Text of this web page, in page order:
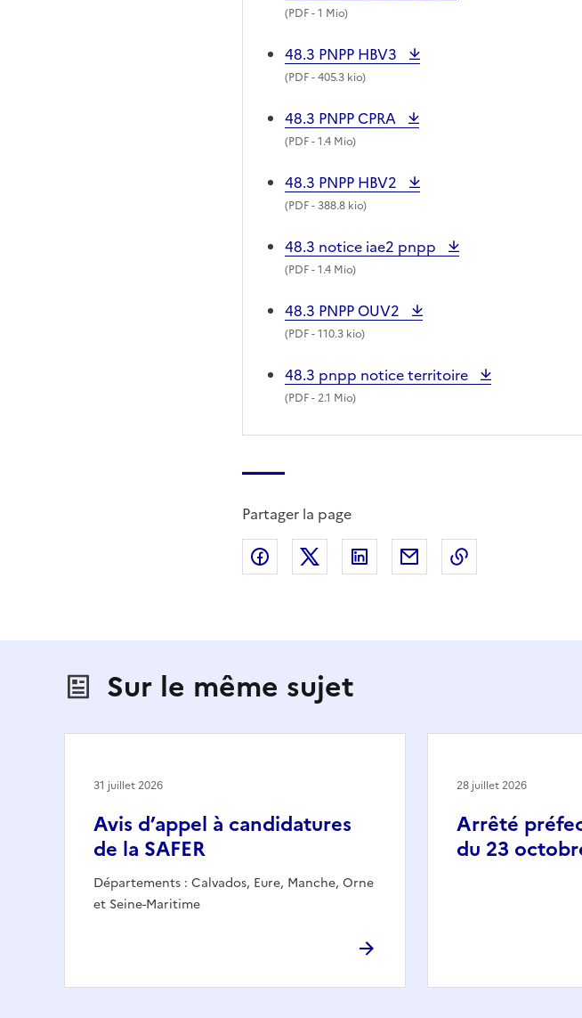
(PDF- 1 Mio)
48.3 PNPP HBV3
(PDF- 405.3 kio)
48.3 PNPP CPRA
(PDF- 1.4 Mio)
48.3 PNPP HBV2
(PDF- 388.8 kio)
48.3 notice iae2 pnpp
(PDF- 1.4 Mio)
48.3 PNPP OUV2
(PDF- 110.3 kio)
48.3 pnpp notice territoire
(PDF- 2.1 Mio)
Partager la page
Partager sur Facebook
Partager sur X (anciennement Twitter)
Partager sur LinkedIn
Partager par email
Copier dans
Sur le même sujet
Avis d’appel à candidatures
de la SAFER
Départements : Calvados, Eure, Manche, Orne
et Seine-Maritime
31 juillet 2026
Arrêté
du 23
28 juillet 2026